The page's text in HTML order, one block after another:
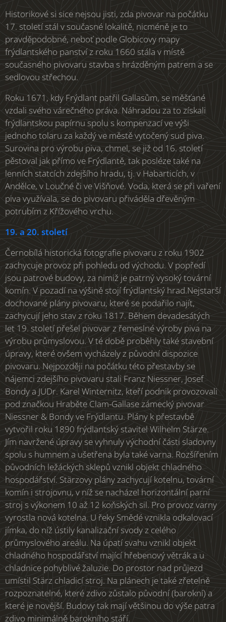
Historikové si sice nejsou jisti, zda pivovar na počátku
17. století stál v současné lokalitě, nicméně je to
pravděpodobné, neboť podle Globicovy mapy
frýdlantského panství z roku 1660 stála v místě
současného pivovaru stavba s hrázděným patrem a se
sedlovou střechou.
Roku 1671, kdy Frýdlant patřil Gallasům, se měšťané
vzdali svého várečného práva. Náhradou za to získali
frýdlantskou papírnu spolu s kompenzací ve výši
jednoho tolaru za každý ve městě vytočený sud piva.
Surovina pro výrobu piva, chmel, se již od 16. století
pěstoval jak přímo ve Frýdlantě, tak posléze také na
lenních statcích zdejšího hradu, tj. v Habarticích, v
Andělce, v Loučné či ve Višňové. Voda, která se při vaření
piva využívala, se do pivovaru přiváděla dřevěným
potrubím z Křížového vrchu.
19. a 20. století
Černobílá historická fotografie pivovaru z roku 1902
zachycuje provoz při pohledu od východu. V popředí
jsou patrové budovy, za nimiž je patrný vysoký tovární
komín. V pozadí na výšině stojí frýdlantský hrad.Nejstarší
dochované plány pivovaru, které se podařilo najít,
zachycují jeho stav z roku 1817. Během devadesátých
let 19. století přešel pivovar z řemeslné výroby piva na
výrobu průmyslovou. V té době proběhly také stavební
úpravy, které ovšem vycházely z původní dispozice
pivovaru. Nejpozději na počátku této přestavby se
nájemci zdejšího pivovaru stali Franz Niessner, Josef
Bondy a JUDr. Karel Winternitz, kteří podnik provozovali
pod značkou Hraběte Clam-Gallase zámecký pivovar
Niessner & Bondy ve Frýdlantu. Plány k přestavbě
vytvořil roku 1890 frýdlantský stavitel Wilhelm Stärze.
Jím navržené úpravy se vyhnuly východní části sladovny
spolu s humnem a ušetřena byla také varna. Rozšířením
původních ležáckých sklepů vznikl objekt chladného
hospodářství. Stärzovy plány zachycují kotelnu, tovární
komín i strojovnu, v níž se nacházel horizontální parní
stroj s výkonem 10 až 12 koňských sil. Pro provoz varny
vyrostla nová kotelna. U řeky Smědé vznikla odkalovací
jímka, do níž ústily kanalizační svody z celého
průmyslového areálu. Na úpatí svahu vznikl objekt
chladného hospodářství mající hřebenový větrák a u
chladnice pohyblivé žaluzie. Do prostor nad průjezd
umístil Stärz chladicí stroj. Na plánech je také zřetelně
rozpoznatelné, které zdivo zůstalo původní (barokní) a
které je novější. Budovy tak mají většinou do výše patra
zdivo minimálně barokního stáří.